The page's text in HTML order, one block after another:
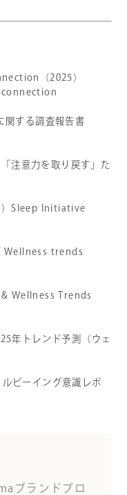
（2025）
関する調査報告書
注意力を取り戻す」た
Sleep Initiative
Wellness trends
Wellness Trends
年トレンド予測（ウェ
ビーイング意識レポ
ブランドプロ